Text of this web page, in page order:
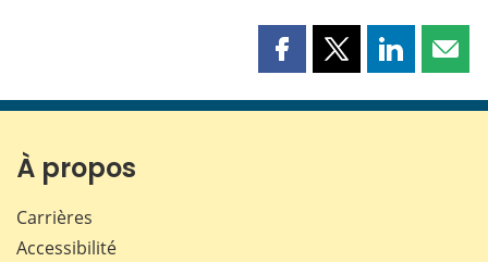
Partager
page
Partager
page
Partager
page page
À propos
Carrières
Accessibilité